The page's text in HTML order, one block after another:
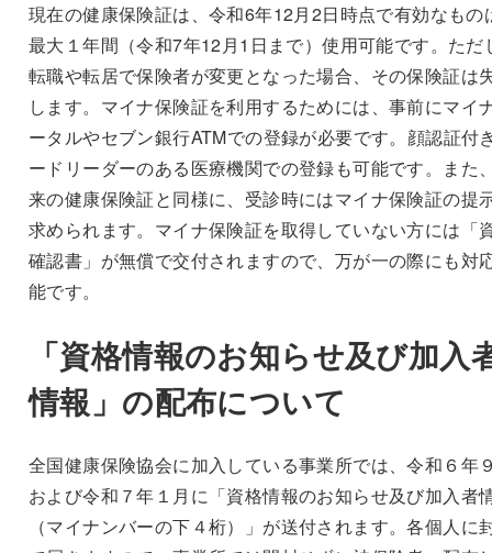
現在の健康保険証は、令和6年12月2日時点で有効なもの
最大１年間（令和7年12月1日まで）使用可能です。ただ
転職や転居で保険者が変更となった場合、その保険証は
します。マイナ保険証を利用するためには、事前にマイ
ータルやセブン銀行ATMでの登録が必要です。顔認証付
ードリーダーのある医療機関での登録も可能です。また
来の健康保険証と同様に、受診時にはマイナ保険証の提
求められます。マイナ保険証を取得していない方には「
確認書」が無償で交付されますので、万が一の際にも対
能です。
「資格情報のお知らせ及び加入
情報」の配布について
全国健康保険協会に加入している事業所では、令和６年
および令和７年１月に「資格情報のお知らせ及び加入者
（マイナンバーの下４桁）」が送付されます。各個人に